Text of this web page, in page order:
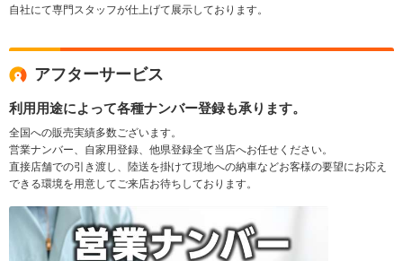
自社にて専門スタッフが仕上げて展示しております。
アフターサービス
利用用途によって各種ナンバー登録も承ります。
全国への販売実績多数ございます。
営業ナンバー、自家用登録、他県登録全て当店へお任せください。
直接店舗での引き渡し、陸送を掛けて現地への納車などお客様の要望にお応え
できる環境を用意してご来店お待ちしております。